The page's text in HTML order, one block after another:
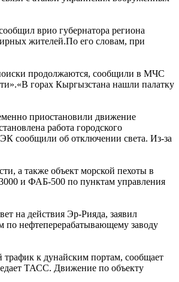
врио губернатора региона
жителей.По его словам, при
продолжаются, сообщили в МЧС
горах Кыргызстана нашли палатку
приостановили движение
работа городского
сообщили об отключении света. Из-за
а также объект морской пехоты в
и ФАБ-500 по пунктам управления
на действия Эр-Рияда, заявил
нефтеперерабатывающему заводу
к дунайским портам, сообщает
ТАСС. Движение по объекту